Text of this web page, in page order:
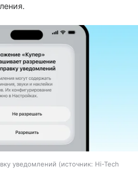
уведомлений источник: Hi-Tech